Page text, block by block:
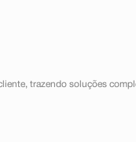
trazendo soluções